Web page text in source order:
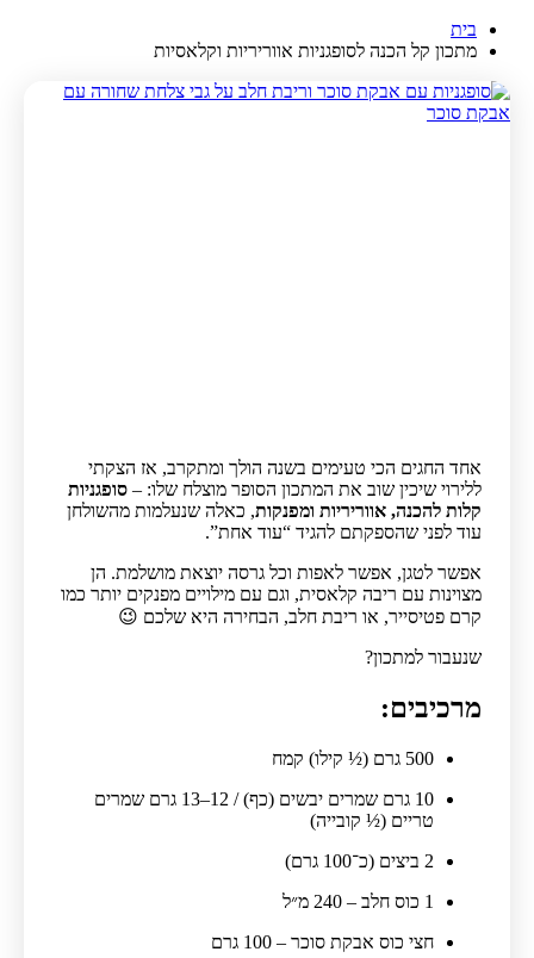
בית
מתכון קל הכנה לסופגניות אווריריות וקלאסיות
אחד החגים הכי טעימים בשנה הולך ומתקרב, אז הצקתי
ללירוי שיכין שוב את המתכון הסופר מוצלח שלו: – סופגניות
קלות להכנה, אווריריות ומפנקות, כאלה שנעלמות מהשולחן
עוד לפני שהספקתם להגיד “עוד אחת”.
אפשר לטגן, אפשר לאפות וכל גרסה יוצאת מושלמת. הן
מצוינות עם ריבה קלאסית, וגם עם מילויים מפנקים יותר כמו
קרם פטיסייר, או ריבת חלב, הבחירה היא שלכם 😉
שנעבור למתכון?
מרכיבים:
500 גרם (½ קילו) קמח
10 גרם שמרים יבשים (כף) / 12–13 גרם שמרים
טריים (½ קובייה)
2 ביצים (כ־100 גרם)
1 כוס חלב – 240 מ״ל
חצי כוס אבקת סוכר – 100 גרם